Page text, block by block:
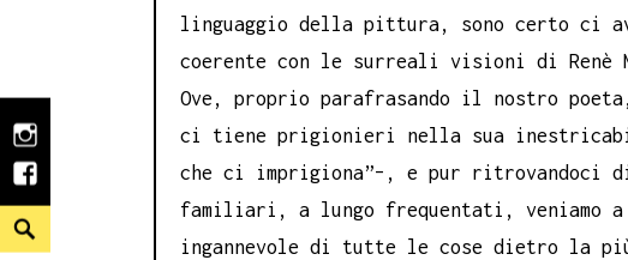
instagram
facebook
Search
linguaggio della pittura, sono certo ci
coerente con le surreali visioni di Renè
Ove, proprio parafrasando il nostro
ci tiene prigionieri nella sua
che ci imprigiona”–, e pur ritrovandoci
familiari, a lungo frequentati, veniamo
ingannevole di tutte le cose dietro la